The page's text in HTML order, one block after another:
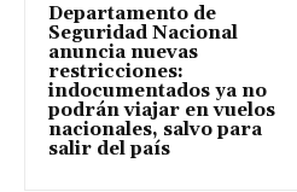
Departamento de
Seguridad Nacional
anuncia nuevas
restricciones:
indocumentados ya no
podrán viajar en vuelos
nacionales, salvo para
salir del país